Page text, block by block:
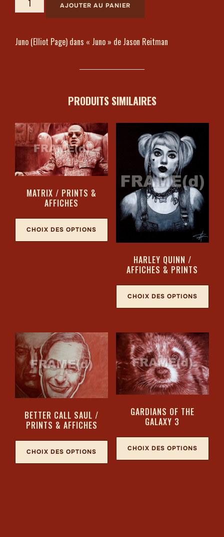
AJOUTER AU PANIER
Juno (Elliot Page) dans « Juno » de Jason Reitman
PRODUITS SIMILAIRES
MATRIX / PRINTS &
AFFICHES
CHOIX DES OPTIONS
HARLEY QUINN /
AFFICHES & PRINTS
CHOIX DES OPTIONS
BETTER CALL SAUL /
PRINTS & AFFICHES
CHOIX DES OPTIONS
GARDIANS OF THE
GALAXY 3
CHOIX DES OPTIONS